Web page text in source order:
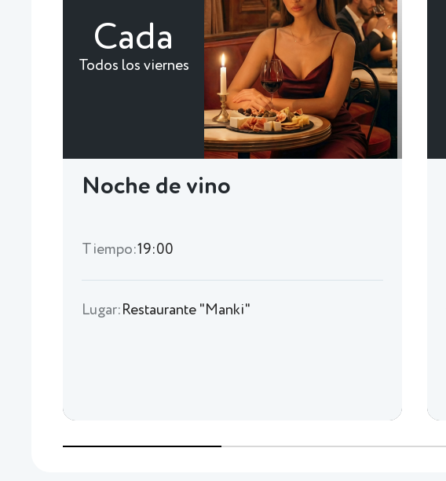
Cada
Todos los viernes
Noche de vino
Tiempo:19:00
Lugar: Restaurante "Manki"